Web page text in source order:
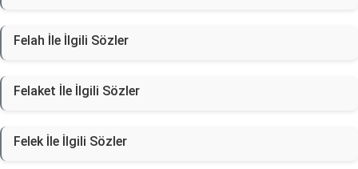
Felah İle İlgili Sözler
Felaket İle İlgili Sözler
Felek İle İlgili Sözler